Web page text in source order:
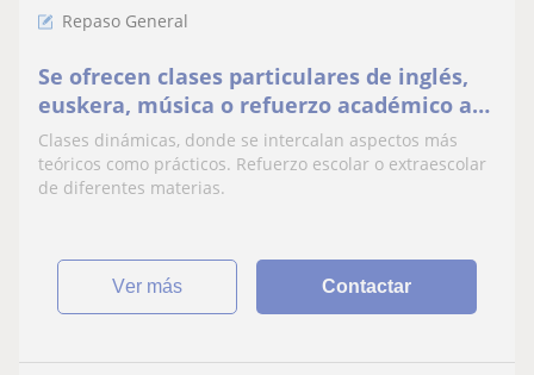
Repaso General
Se ofrecen clases particulares de inglés,
euskera, música o refuerzo académico a
niveles de primaria y ESO
Clases dinámicas, donde se intercalan aspectos más
teóricos como prácticos. Refuerzo escolar o extraescolar
de diferentes materias.
ver más Contactar